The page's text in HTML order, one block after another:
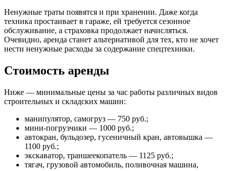
Ненужные траты появятся и при хранении. Даже когда
техника простаивает в гараже, ей требуется сезонное
обслуживание, а страховка продолжает начисляться.
Очевидно, аренда станет альтернативой для тех, кто не хочет
нести ненужные расходы за содержание спецтехники.
Стоимость аренды
Ниже — минимальные цены за час работы различных видов
строительных и складских машин:
манипулятор, самогруз — 750 руб.;
мини-погрузчики — 1000 руб.;
автокран, бульдозер, гусеничный кран, автовышка —
1100 руб.;
экскаватор, траншеекопатель — 1125 руб.;
тягач, грузовой автомобиль, поливочная машина,